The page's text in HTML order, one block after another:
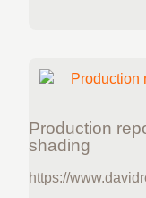
Production
shading
https://